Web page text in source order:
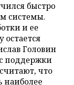
быстро
системы.
и ее
Головин
поддержки
что
наиболее